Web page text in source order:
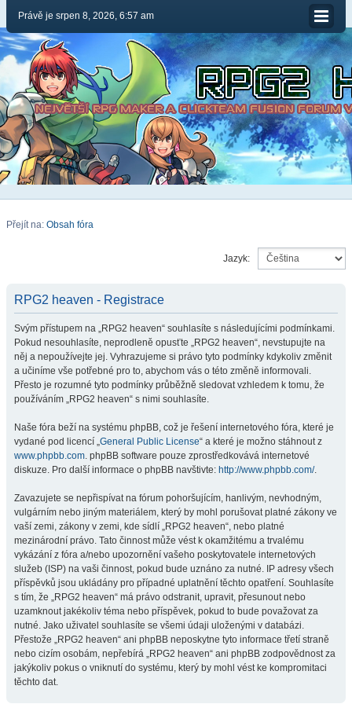
Právě je srpen 8, 2026, 6:57 am
Přejít na: Obsah fóra
Jazyk:
RPG2 heaven - Registrace
Svým přístupem na „RPG2 heaven“ souhlasíte s následujícími podmínkami.
Pokud nesouhlasíte, neprodleně opusťte „RPG2 heaven“, nevstupujte na
něj a nepoužívejte jej. Vyhrazujeme si právo tyto podmínky kdykoliv změnit
a učiníme vše potřebné pro to, abychom vás o této změně informovali.
Přesto je rozumné tyto podmínky průběžně sledovat vzhledem k tomu, že
používáním „RPG2 heaven“ s nimi souhlasíte.
Naše fóra beží na systému phpBB, což je řešení internetového fóra, které je
vydané pod licencí „General Public License“ a které je možno stáhnout z
www.phpbb.com. phpBB software pouze zprostředkovává internetové
diskuze. Pro další informace o phpBB navštivte: http://www.phpbb.com/.
Zavazujete se nepřispívat na fórum pohoršujícím, hanlivým, nevhodným,
vulgárním nebo jiným materiálem, který by mohl porušovat platné zákony ve
vaší zemi, zákony v zemi, kde sídlí „RPG2 heaven“, nebo platné
mezinárodní právo. Tato činnost může vést k okamžitému a trvalému
vykázání z fóra a/nebo upozornění vašeho poskytovatele internetových
služeb (ISP) na vaši činnost, pokud bude uznáno za nutné. IP adresy všech
příspěvků jsou ukládány pro případné uplatnění těchto opatření. Souhlasíte
s tím, že „RPG2 heaven“ má právo odstranit, upravit, přesunout nebo
uzamknout jakékoliv téma nebo příspěvek, pokud to bude považovat za
nutné. Jako uživatel souhlasíte se všemi údaji uloženými v databázi.
Přestože „RPG2 heaven“ ani phpBB neposkytne tyto informace třetí straně
nebo cizím osobám, nepřebírá „RPG2 heaven“ ani phpBB zodpovědnost za
jakýkoliv pokus o vniknutí do systému, který by mohl vést ke kompromitaci
těchto dat.